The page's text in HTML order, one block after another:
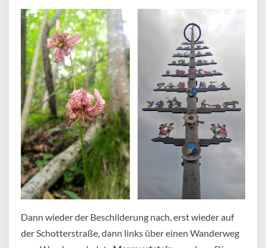
Dann wieder der Beschilderung nach, erst wieder auf
der Schotterstraße, dann links über einen Wanderweg